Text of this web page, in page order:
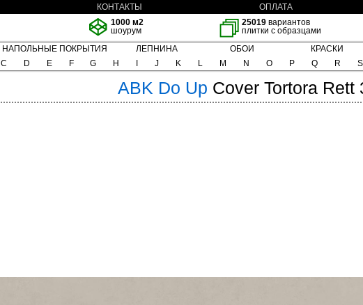
КОНТАКТЫ ОПЛАТА
1000 м2
шоурум
25019 вариантов
плитки с образцами
НАПОЛЬНЫЕ ПОКРЫТИЯ ЛЕПНИНА ОБОИ КРАСКИ
C D E F G H J K L M N O P Q R S
ABK Do Up Cover Tortora Rett